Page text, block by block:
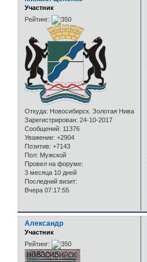
Участник
Рейтинг:
Откуда: Новосибирск. Золотая Нива
Зарегистрирован: 24-10-2017
Сообщений: 11376
Уважение: +2904
Позитив: +7143
Пол: Мужской
Провел на форуме:
3 месяца 10 дней
Последний визит:
Вчера 07:17:55
Александр
Участник
Рейтинг: